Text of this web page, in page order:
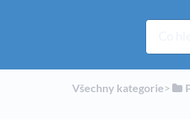
Všechny kategorie​>​